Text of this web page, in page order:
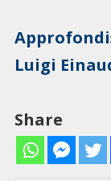
Luigi
Share